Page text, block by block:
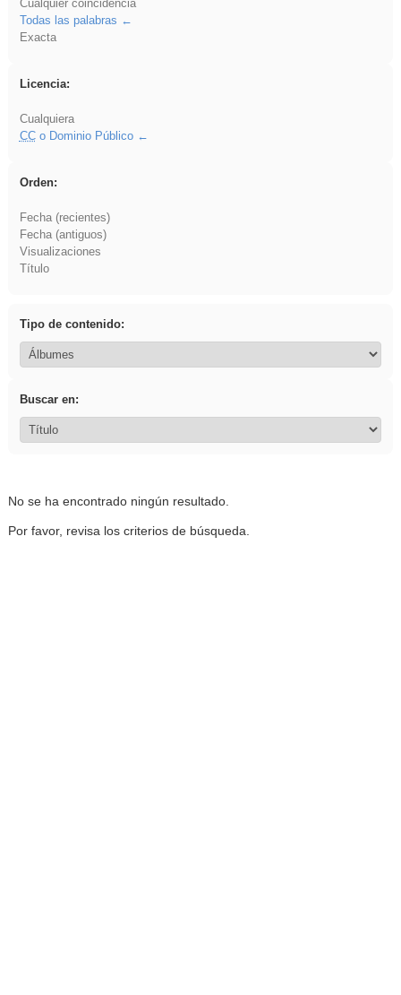
Cualquier coincidencia
Todas las palabras
Exacta
Licencia:
Cualquiera
CCo Dominio Público
Orden:
Fecha (recientes)
Fecha (antiguos)
Visualizaciones
Título
Tipo de contenido:
Buscar en:
No se ha encontrado ningún resultado.
Por favor, revisa los criterios de búsqueda.